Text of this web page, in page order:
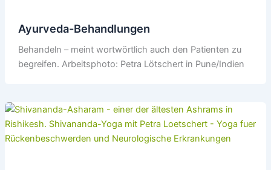
Ayurveda-Behandlungen
Behandeln – meint wortwörtlich auch den Patienten zu
begreifen. Arbeitsphoto: Petra Lötschert in Pune/Indien